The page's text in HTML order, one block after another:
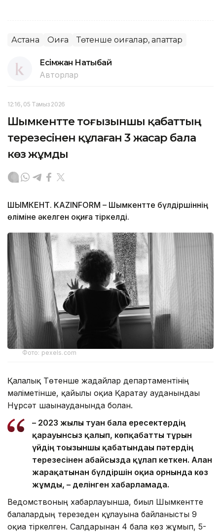
Астана Оқиға Төтенше оқиғалар, апаттар
Есімжан Нақтыбай
Авторлар
12:16, 05 Тамыз 2026
Шымкентте тоғызыншы қабаттың
терезесінен құлаған 3 жасар бала
көз жұмды
ШЫМКЕНТ. KAZINFORM – Шымкентте бүлдіршіннің
өліміне әкелген оқиға тіркелді.
Фото: pexels.com
Қалалық Төтенше жағдайлар департаментінің
мәліметінше, қайғылы оқиға Қаратау ауданындағы
Нұрсәт шағынауданында болған.
– 2023 жылы туған бала ересектердің
қарауынсыз қалып, көпқабатты тұрғын
үйдің тоғызыншы қабатындағы пәтердің
терезесінен абайсызда құлап кеткен. Алған
жарақатынан бүлдіршін оқиға орнында көз
жұмды, – делінген хабарламада.
Ведомствоның хабарлауынша, биыл Шымкентте
балалардың терезеден құлауына байланысты 9
оқиға тіркелген. Салдарынан 4 бала көз жұмып, 5-